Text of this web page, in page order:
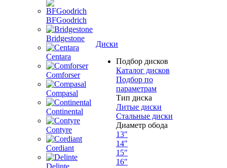
BFGoodrich
Bridgestone
Centara
Comforser
Compasal
Continental
Contyre
Cordiant
Delinte
Диски
Подбор дисков
Каталог дисков
Подбор по
параметрам
Тип диска
Литые диски
Стальные диски
Диаметр обода
13"
14"
15"
16"